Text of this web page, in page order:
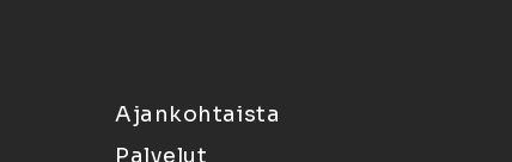
Ajankohtaista
Palvelut